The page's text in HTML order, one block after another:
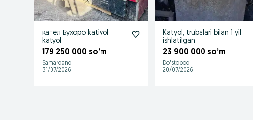
катёл Бухоро katiyol
katyol
179 250 000 so’m
Samarqand
31/07/2026
Katyol, trubalari bilan 1 yil
ishlatilgan
23 900 000 so’m
Do'stobod
20/07/2026